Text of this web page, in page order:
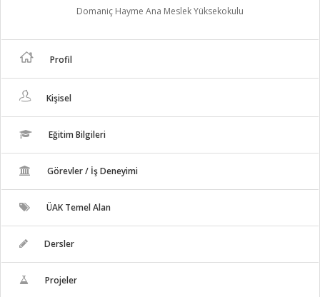
Domaniç Hayme Ana Meslek Yüksekokulu
Profil
Kişisel
Eğitim Bilgileri
Görevler / İş Deneyimi
ÜAK Temel Alan
Dersler
Projeler